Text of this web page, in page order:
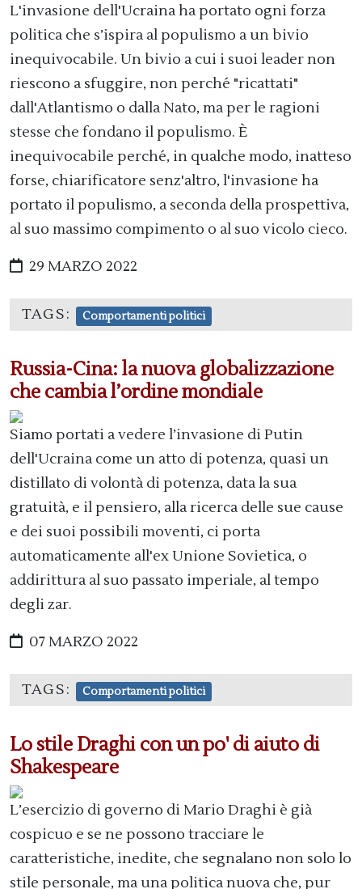
L'invasione dell'Ucraina ha portato ogni forza
politica che s’ispira al populismo a un bivio
inequivocabile. Un bivio a cui i suoi leader non
riescono a sfuggire, non perché "ricattati"
dall'Atlantismo o dalla Nato, ma per le ragioni
stesse che fondano il populismo. È
inequivocabile perché, in qualche modo, inatteso
forse, chiarificatore senz'altro, l'invasione ha
portato il populismo, a seconda della prospettiva,
al suo massimo compimento o al suo vicolo cieco.
29 MARZO 2022
TAGS: Comportamenti politici
Russia-Cina: la nuova globalizzazione
che cambia l’ordine mondiale
Siamo portati a vedere l’invasione di Putin
dell'Ucraina come un atto di potenza, quasi un
distillato di volontà di potenza, data la sua
gratuità, e il pensiero, alla ricerca delle sue cause
e dei suoi possibili moventi, ci porta
automaticamente all'ex Unione Sovietica, o
addirittura al suo passato imperiale, al tempo
degli zar.
07 MARZO 2022
TAGS: Comportamenti politici
Lo stile Draghi con un po' di aiuto di
Shakespeare
L’esercizio di governo di Mario Draghi è già
cospicuo e se ne possono tracciare le
caratteristiche, inedite, che segnalano non solo lo
stile personale, ma una politica nuova che, pur